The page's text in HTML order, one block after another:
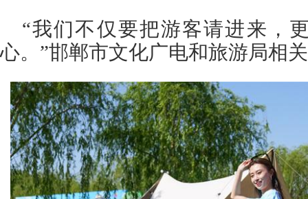
“我们不仅要把游客请进来，
心。”邯郸市文化广电和旅游局相